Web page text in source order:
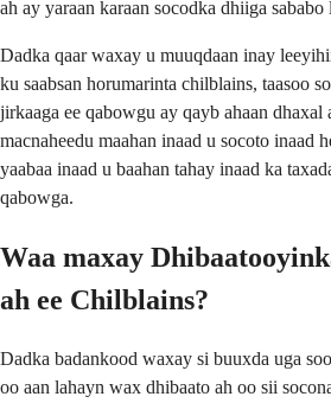
ah ay yaraan karaan socodka dhiiga
Dadka qaar waxay u muuqdaan inay
ku saabsan horumarinta chilblains, taasoo
jirkaaga ee qabowgu ay qayb ahaan dhaxal
macnaheedu maahan inaad u socoto inaad
yaabaa inaad u baahan tahay inaad ka
qabowga.
Waa maxay
ah ee Chilblains?
Dadka badankood waxay si buuxda uga
oo aan lahayn wax dhibaato ah oo sii